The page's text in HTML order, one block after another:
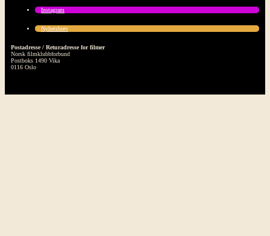
Instagram
Nyhetsbrev
Postadresse / Returadresse for filmer
Norsk filmklubbforbund
Postboks 1490 Vika
0116 Oslo